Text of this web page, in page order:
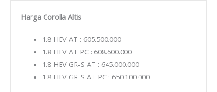
Harga Corolla Altis
1.8 HEV AT : 605.500.000
1.8 HEV AT PC : 608.600.000
1.8 HEV GR-S AT : 645.000.000
1.8 HEV GR-S AT PC : 650.100.000